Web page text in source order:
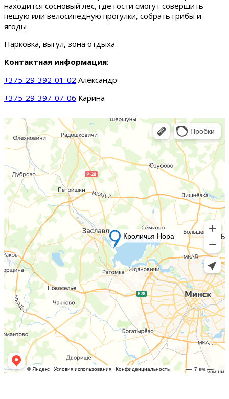
находится сосновый лес, где гости смогут совершить
пешую или велосипедную прогулки, собрать грибы и
ягоды
Парковка, выгул, зона отдыха.
Контактная информация:
+375-29-392-01-02 Александр
+375-29-397-07-06 Карина